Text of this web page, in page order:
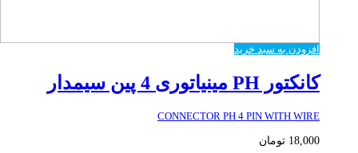
افزودن به سبد خرید
کانکتور PH مینیاتوری 4 پین سیمدار
CONNECTOR PH 4 PIN WITH WIRE
18,000 تومان